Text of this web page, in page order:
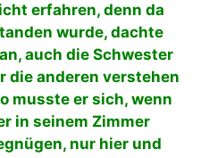
erfahren, denn da
wurde, dachte
auch die Schwester
die anderen verstehen
musste er sich, wenn
in seinem Zimmer
nur hier und